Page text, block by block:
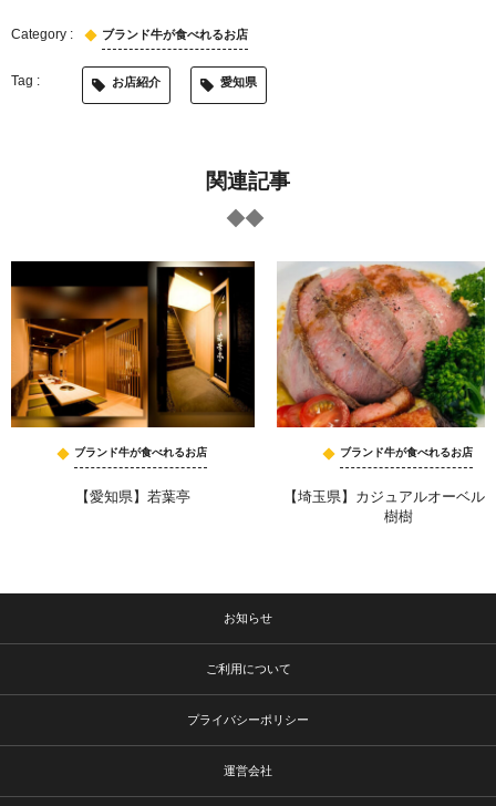
ブランド牛が食べれるお店
お店紹介 愛知県
関連記事
ブランド牛が食べれるお店
【愛知県】若葉亭
ブランド牛が食べれるお店
【埼玉県】カジュアルオーベル
樹樹
お知らせ
ご利用について
プライバシーポリシー
運営会社